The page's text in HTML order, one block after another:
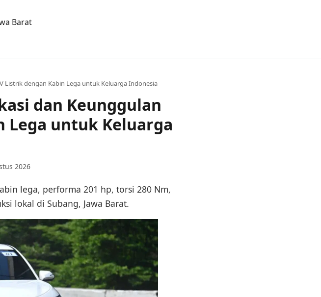
Barat
Listrik dengan Kabin Lega untuk Keluarga Indonesia
dan Keunggulan
Lega untuk Keluarga
2026
lega, performa 201 hp, torsi 280 Nm,
lokal di Subang, Jawa Barat.